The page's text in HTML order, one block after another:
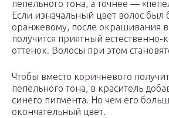
пепельного тона, а точнее —
Если изначальный цвет волос был
оранжевому, после окрашивания
получится приятный естественно-
оттенок. Волосы при этом
Чтобы вместо коричневого
пепельного тона, в краситель
синего пигмента. Но чем его
окончательный цвет.